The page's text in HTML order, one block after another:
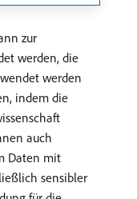
zur
werden, die
werden
indem die
auch
Daten mit
sensibler